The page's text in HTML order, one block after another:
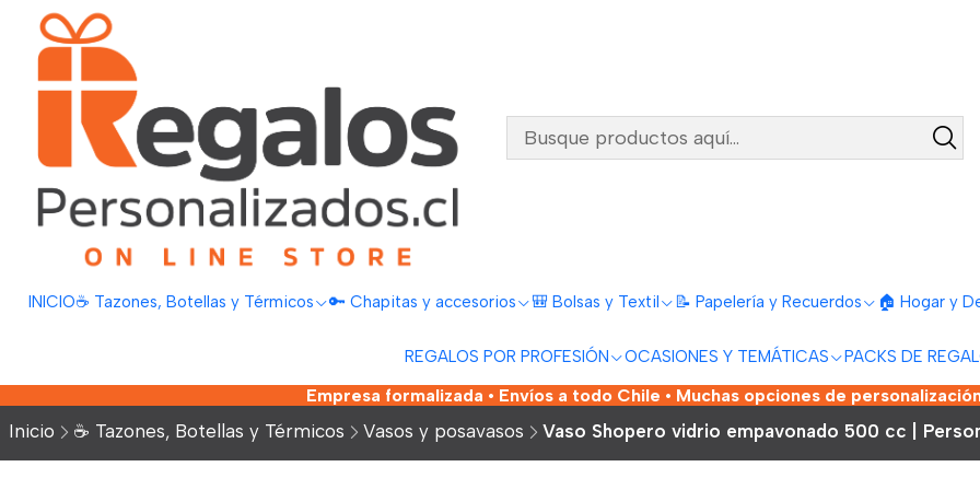
INICIO☕ Tazones, Botellas y Térmicos 🔑 Chapitas y accesorios 🎒 Bolsas y Textil 📝 Papelería y Recuerdos 🏠 Hogar y
REGALOS POR PROFESIÓN OCASIONES Y TEMÁTICAS PACKS DE
Empresa formalizada • Envíos a todo Chile • Muchas opciones de
Inicio ☕ Tazones, Botellas y Térmicos Vasos y posavasos Vaso Shopero vidrio empavonado 500 cc |